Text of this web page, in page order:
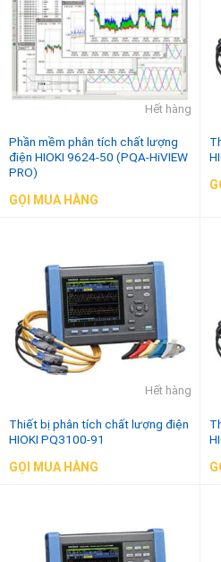
Hết hàng
Phần mềm phân tích chất lượng
điện HIOKI 9624-50 (PQA-HiVIEW
PRO)
GỌI MUA HÀNG
Hết hàng
Thiết bị phân tích chất lượng điện
HIOKI PQ3100-91
GỌI MUA HÀNG